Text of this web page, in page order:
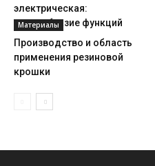
электрическая:
разнообразие функций
Материалы
Производство и область
применения резиновой
крошки